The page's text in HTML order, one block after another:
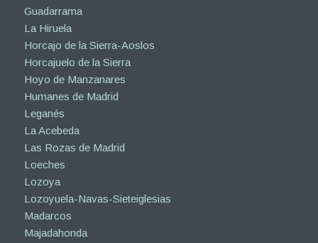
Guadarrama
La Hiruela
Horcajo de la Sierra-Aoslos
Horcajuelo de la Sierra
Hoyo de Manzanares
Humanes de Madrid
Leganés
La Acebeda
Las Rozas de Madrid
Loeches
Lozoya
Lozoyuela-Navas-Sieteiglesias
Madarcos
Majadahonda